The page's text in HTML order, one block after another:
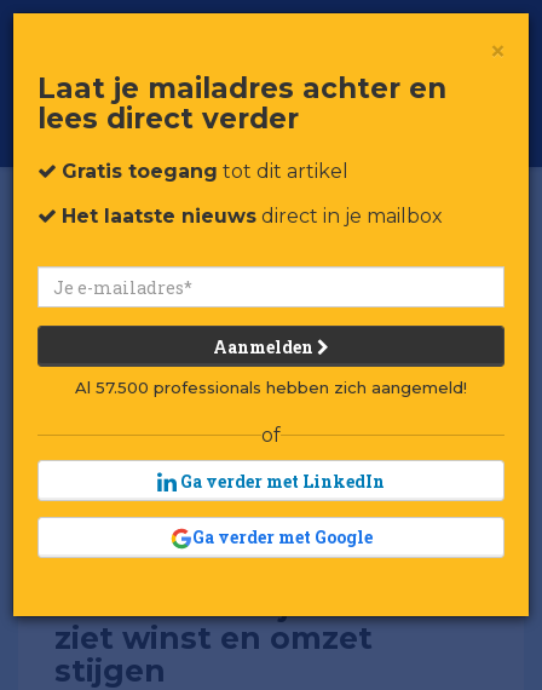
Voor professionals in retail & brands
Toggle
ziet winst en omzet
stijgen
×
Laat je mailadres achter en
lees direct verder
Gratis toegang tot dit artikel
Het laatste nieuws direct in je mailbox
Aanmelden
Al 57.500 professionals hebben zich aangemeld!
of
Ga verder met LinkedIn
Ga verder met Google